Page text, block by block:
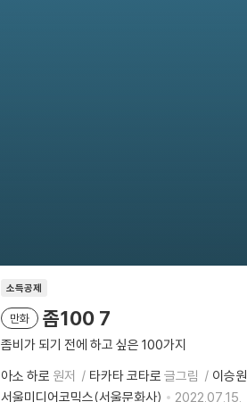
소득공제
만화 좀100 7
좀비가 되기 전에 하고 싶은 100가지
아소 하로 원저 타카타 코타로 글그림 이승원
서울미디어코믹스(서울문화사)
2022.07.15.